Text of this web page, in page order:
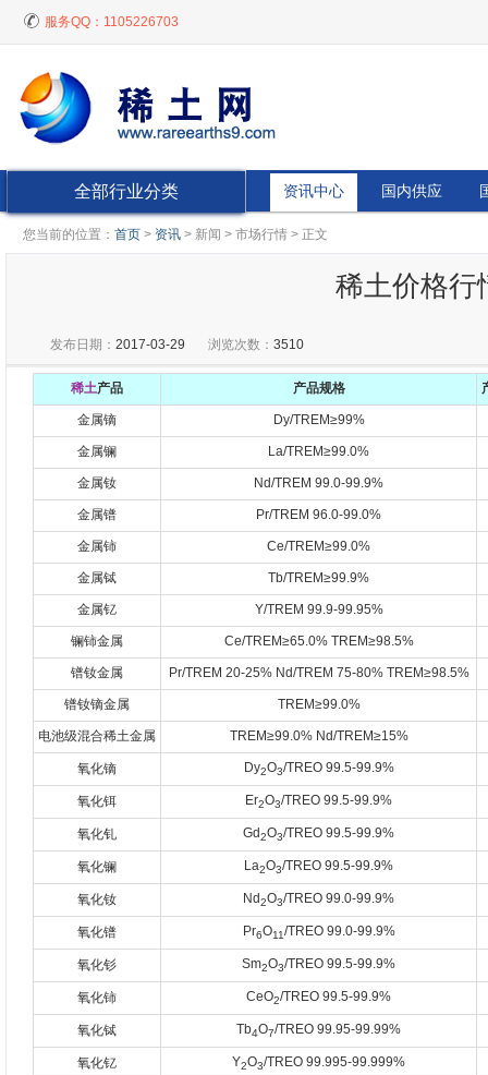
服务QQ： 1105226703
资讯中心 国内供应
全部行业分类
您当前的位置： 首页 > 资讯 > 新闻 > 市场行情 > 正文
稀土价格行
发布日期： 2017-03-29 浏览次数： 3510
稀土产品 产品规格
金属镝 Dy/TREM≥99%
金属镧 La/TREM≥99.0%
金属钕 Nd/TREM 99.0-99.9%
金属镨 Pr/TREM 96.0-99.0%
金属铈 Ce/TREM≥99.0%
金属铽 Tb/TREM≥99.9%
金属钇 Y/TREM 99.9-99.95%
镧铈金属 Ce/TREM≥65.0% TREM≥98.5%
镨钕金属 Pr/TREM 20-25% Nd/TREM 75-80% TREM≥98.5%
镨钕镝金属 TREM≥99.0%
电池级混合稀土金属 TREM≥99.0% Nd/TREM≥15%
氧化镝 Dy2O3/TREO 99.5-99.9%
氧化铒 Er2O3/TREO 99.5-99.9%
氧化钆 Gd2O3/TREO 99.5-99.9%
氧化镧 La2O3/TREO 99.5-99.9%
氧化钕 Nd2O3/TREO 99.0-99.9%
氧化镨 Pr6O11/TREO 99.0-99.9%
氧化钐 Sm2O3/TREO 99.5-99.9%
氧化铈 CeO2/TREO 99.5-99.9%
氧化铽 Tb4O7/TREO 99.95-99.99%
氧化钇 Y2O3/TREO 99.995-99.999%